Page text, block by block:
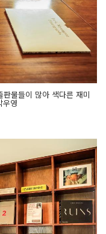
물들이 많아 색다른 재미
영